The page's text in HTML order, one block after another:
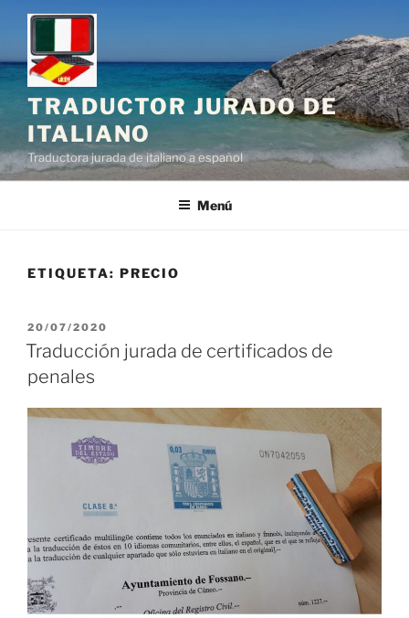
Saltar
contenido
TRADUCTOR JURADO DE
ITALIANO
Traductora jurada de italiano a español
Menú
ETIQUETA: PRECIO
PUBLICADO
EL
20/07/2020
Traducción jurada de certificados de
penales